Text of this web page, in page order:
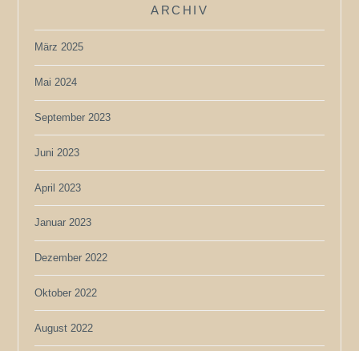
ARCHIV
März 2025
Mai 2024
September 2023
Juni 2023
April 2023
Januar 2023
Dezember 2022
Oktober 2022
August 2022